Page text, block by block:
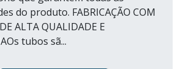
do produto. FABRICAÇÃO COM
ALTA QUALIDADE E
tubos sã...